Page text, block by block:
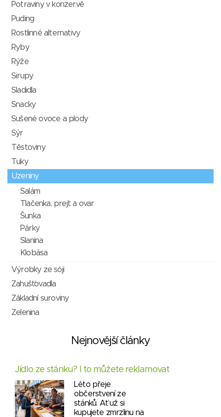
Potraviny v konzervě
Puding
Rostlinné alternativy
Ryby
Rýže
Sirupy
Sladidla
Snacky
Sušené ovoce a plody
Sýr
Těstoviny
Tuky
Uzeniny
Salám
Tlačenka, prejt a ovar
Šunka
Párky
Slanina
Klobása
Výrobky ze sóji
Zahušťovadla
Základní suroviny
Zelenina
Nejnovější články
Jídlo ze stánku? I to můžete reklamovat
Léto přeje
občerstvení ze
stánků. Ať už si
kupujete zmrzlinu na